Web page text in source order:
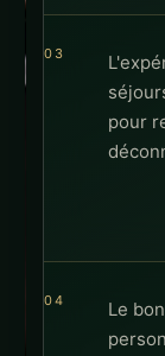
pour
Le